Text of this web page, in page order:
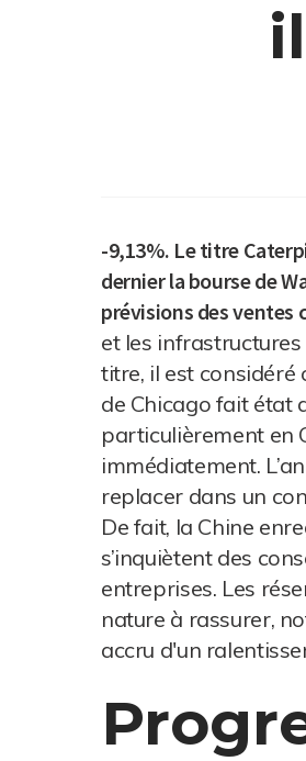
-9,13%. Le titre
dernier la bourse de
prévisions des ventes
et les
titre, il est considéré
de Chicago fait état
particulièrement en
immédiatement.
replacer dans un
De fait, la Chine
s’inquiètent des
entreprises. Les
nature à rassurer,
accru d'un